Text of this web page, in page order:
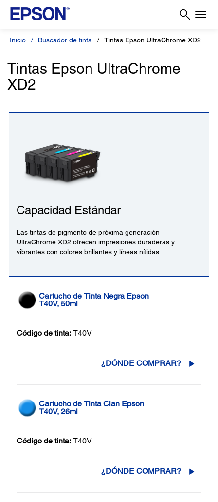
Inicio Buscador de tinta Tintas Epson UltraChrome XD2
Tintas Epson UltraChrome
XD2
Capacidad Estándar
Las tintas de pigmento de próxima generación
UltraChrome XD2 ofrecen impresiones duraderas y
vibrantes con colores brillantes y líneas nítidas.
Cartucho de Tinta Negra Epson
T40V, 50ml
Código de tinta: T40V
¿DÓNDE COMPRAR?
Cartucho de Tinta Cian Epson
T40V, 26ml
Código de tinta: T40V
¿DÓNDE COMPRAR?